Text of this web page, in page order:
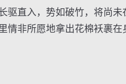
直入，势如破竹，将尚未
情非所愿地拿出花棉袄裹在